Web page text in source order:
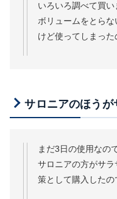
いろいろ調べて買
ボリュームをとら
けど使ってしまった
サロニアのほうが
まだ3日の使用なの
サロニアの方がサ
策として購入した